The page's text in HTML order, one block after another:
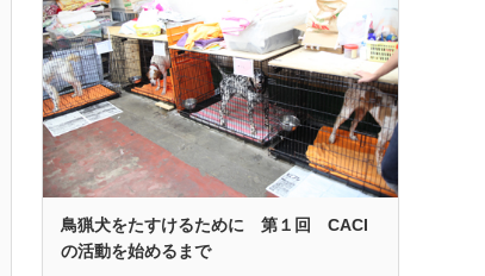
鳥猟犬をたすけるために 第１回 CACI
の活動を始めるまで